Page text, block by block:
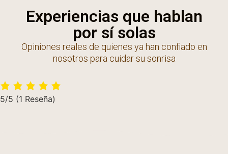
Experiencias que hablan
por sí solas
Opiniones reales de quienes ya han confiado en
nosotros para cuidar su sonrisa
5/5 (1 Reseña)